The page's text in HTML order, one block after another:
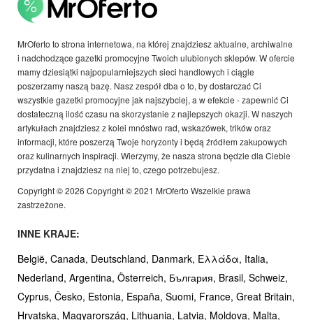
MrOferto to strona internetowa, na której znajdziesz aktualne, archiwalne
i nadchodzące gazetki promocyjne Twoich ulubionych sklepów. W ofercie
mamy dziesiątki najpopularniejszych sieci handlowych i ciągle
poszerzamy naszą bazę. Nasz zespół dba o to, by dostarczać Ci
wszystkie gazetki promocyjne jak najszybciej, a w efekcie - zapewnić Ci
dostateczną ilość czasu na skorzystanie z najlepszych okazji. W naszych
artykułach znajdziesz z kolei mnóstwo rad, wskazówek, trików oraz
informacji, które poszerzą Twoje horyzonty i będą źródłem zakupowych
oraz kulinarnych inspiracji. Wierzymy, że nasza strona będzie dla Ciebie
przydatna i znajdziesz na niej to, czego potrzebujesz.
Copyright © 2026 Copyright © 2021 MrOferto Wszelkie prawa
zastrzeżone.
INNE KRAJE:
België, Canada, Deutschland, Danmark, Ελλάδα, Italia,
Nederland, Argentina, Österreich, България, Brasil, Schweiz,
Cyprus, Česko, Estonia, España, Suomi, France, Great Britain,
Hrvatska, Magyarország, Lithuania, Latvia, Moldova, Malta,